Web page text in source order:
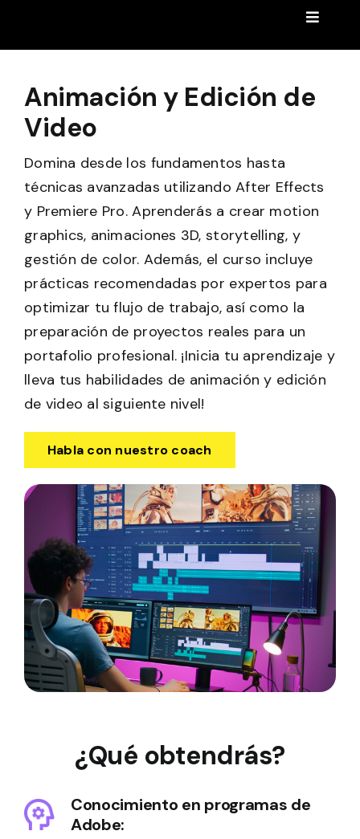
Toggle
Preguntas frecuentes
Acceder
Blog
Animación y Edición de
Video
Domina desde los fundamentos hasta
técnicas avanzadas utilizando After Effects
y Premiere Pro. Aprenderás a crear motion
graphics, animaciones 3D, storytelling, y
gestión de color. Además, el curso incluye
prácticas recomendadas por expertos para
optimizar tu flujo de trabajo, así como la
preparación de proyectos reales para un
portafolio profesional. ¡Inicia tu aprendizaje y
lleva tus habilidades de animación y edición
de video al siguiente nivel!
Habla con nuestro coach
¿Qué obtendrás?
Conocimiento en programas de
Adobe: